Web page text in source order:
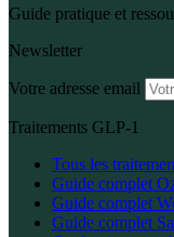
Guide pratique et
Newsletter
Votre adresse email
Traitements GLP-1
Tous les
Guide complet
Guide complet
Guide complet